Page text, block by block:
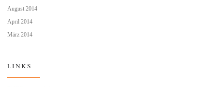
August 2014
April 2014
März 2014
LINKS